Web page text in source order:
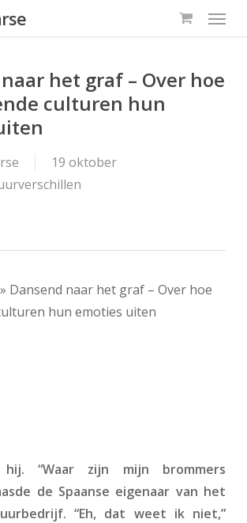
Menu
het graf – Over hoe
culturen hun
19 oktober
» Dansend naar het graf – Over hoe
hun emoties uiten
“Waar zijn mijn brommers
de Spaanse eigenaar van het
“Eh, dat weet ik niet,”